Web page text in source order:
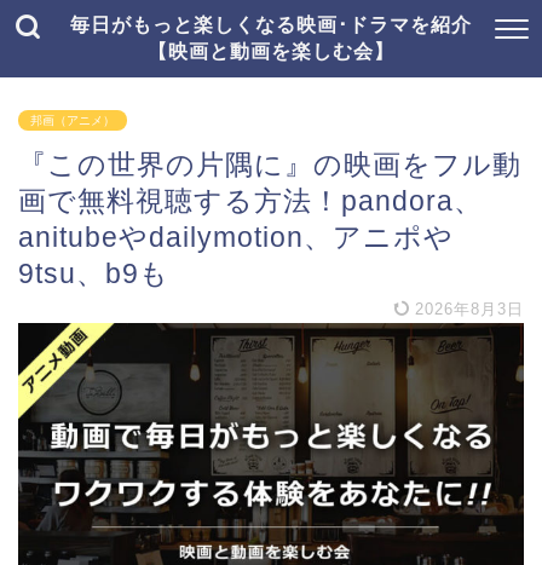
毎日がもっと楽しくなる映画･ドラマを紹介
【映画と動画を楽しむ会】
邦画（アニメ）
『この世界の片隅に』の映画をフル動
画で無料視聴する方法！pandora、
anitubeやdailymotion、アニポや
9tsu、b9も
2026年8月3日